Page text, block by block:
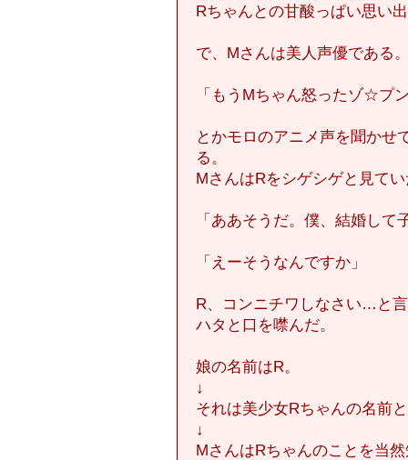
Rちゃんとの甘酸っぱい思い
で、Mさんは美人声優である
「もうMちゃん怒ったゾ☆プ
とかモロのアニメ声を聞かせ
る。
MさんはRをシゲシゲと見て
「ああそうだ。僕、結婚して
「えーそうなんですか」
R、コンニチワしなさい…と
ハタと口を噤んだ。
娘の名前はR。
↓
それは美少女Rちゃんの名前
↓
MさんはRちゃんのことを当